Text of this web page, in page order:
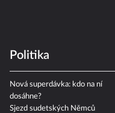
Politika
Nová superdávka: kdo na ní
dosáhne?
Sjezd sudetských Němců